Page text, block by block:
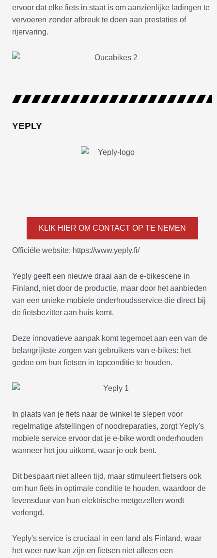
ervoor dat elke fiets in staat is om aanzienlijke ladingen te
vervoeren zonder afbreuk te doen aan prestaties of
rijervaring.
YEPLY
KLIK HIER OM CONTACT OP TE NEMEN
Officiële website: https://www.yeply.fi/
Yeply geeft een nieuwe draai aan de e-bikescene in
Finland, niet door de productie, maar door het aanbieden
van een unieke mobiele onderhoudsservice die direct bij
de fietsbezitter aan huis komt.
Deze innovatieve aanpak komt tegemoet aan een van de
belangrijkste zorgen van gebruikers van e-bikes: het
gedoe om hun fietsen in topconditie te houden.
In plaats van je fiets naar de winkel te slepen voor
regelmatige afstellingen of noodreparaties, zorgt Yeply's
mobiele service ervoor dat je e-bike wordt onderhouden
wanneer het jou uitkomt, waar je ook bent.
Dit bespaart niet alleen tijd, maar stimuleert fietsers ook
om hun fiets in optimale conditie te houden, waardoor de
levensduur van hun elektrische metgezellen wordt
verlengd.
Yeply's service is cruciaal in een land als Finland, waar
het weer ruw kan zijn en fietsen niet alleen een